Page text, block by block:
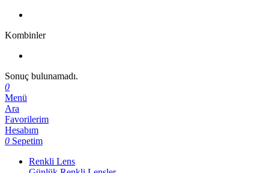
Kombinler
Sonuç bulunamadı.
0
Menü
Ara
Favorilerim
Hesabım
0 Sepetim
Renkli Lens